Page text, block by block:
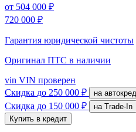
от 504 000 ₽
720 000 ₽
Гарантия юридической чистоты
Оригинал ПТС в наличии
vin VIN проверен
Скидка до 250 000 ₽ на
Скидка до 150 000 ₽
на Trade-In
Купить в кредит